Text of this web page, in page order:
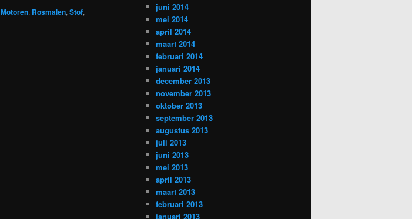
Motoren, Rosmalen, Stof,
juni 2014
mei 2014
april 2014
maart 2014
februari 2014
januari 2014
december 2013
november 2013
oktober 2013
september 2013
augustus 2013
juli 2013
juni 2013
mei 2013
april 2013
maart 2013
februari 2013
januari 2013